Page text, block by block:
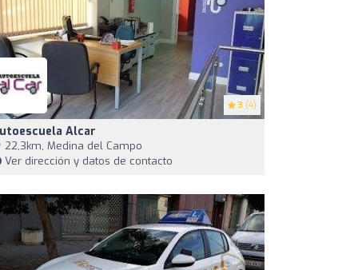
3 (4)
Alcar
22,3km, Medina del Campo
Ver dirección y datos de contacto